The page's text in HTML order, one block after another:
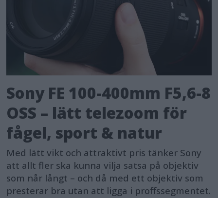
Sony FE 100-400mm F5,6-8
OSS – lätt telezoom för
fågel, sport & natur
Med lätt vikt och attraktivt pris tänker Sony
att allt fler ska kunna vilja satsa på objektiv
som når långt – och då med ett objektiv som
presterar bra utan att ligga i proffssegmentet.